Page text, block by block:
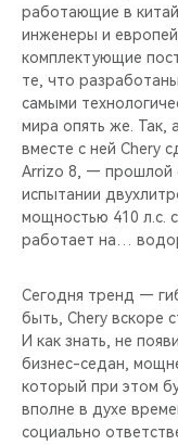
работающие в
инженеры и
комплектующие
те, что
самыми
мира опять же. Так,
вместе с ней Chery
Arrizo 8, — прошлой
испытании
мощностью 410 л.с.
работает на…
Сегодня тренд —
быть, Chery вскоре
И как знать, не
бизнес-седан,
который при этом
вполне в духе
социально